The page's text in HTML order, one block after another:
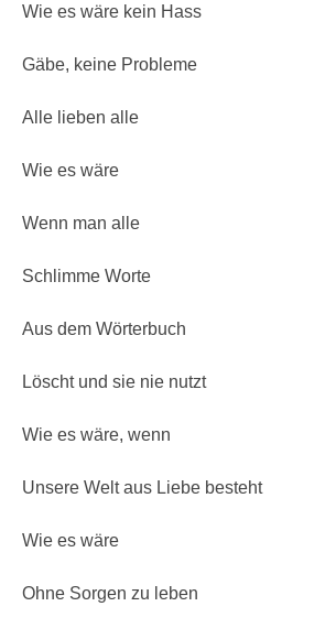
Wie es wäre kein Hass
Gäbe, keine Probleme
Alle lieben alle
Wie es wäre
Wenn man alle
Schlimme Worte
Aus dem Wörterbuch
Löscht und sie nie nutzt
Wie es wäre, wenn
Unsere Welt aus Liebe besteht
Wie es wäre
Ohne Sorgen zu leben